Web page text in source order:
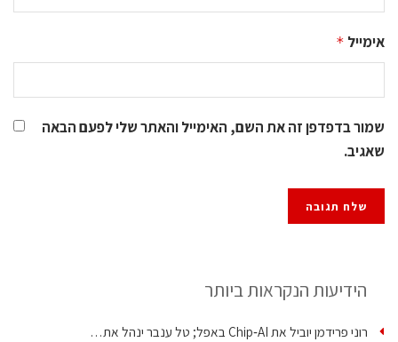
אימייל *
שמור בדפדפן זה את השם, האימייל והאתר שלי לפעם הבאה
שאגיב.
הידיעות הנקראות ביותר
רוני פרידמן יוביל את Chip‑AI באפל; טל ענבר ינהל את…